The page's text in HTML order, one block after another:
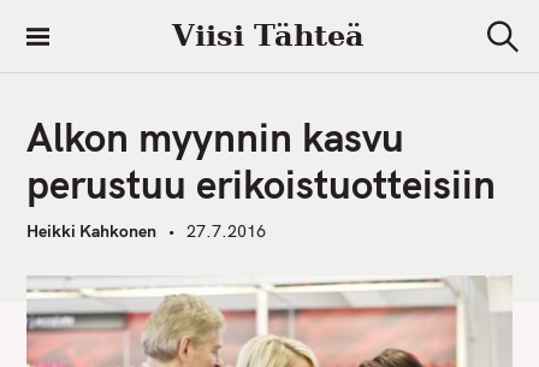
i
Viisi Tähteä
e
Alkon myynnin kasvu
perustuu erikoistuotteisiin
Heikki Kahkonen 27.7.2016